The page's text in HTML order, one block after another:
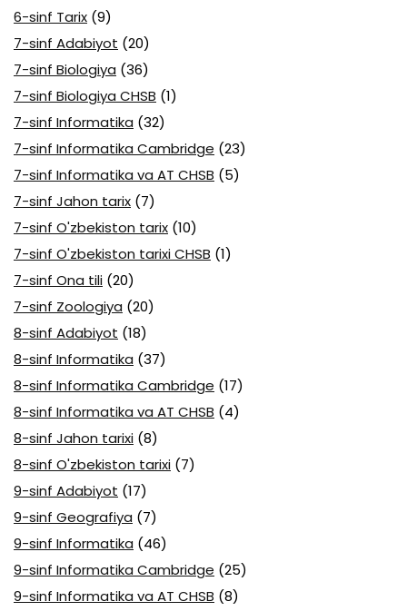
6-sinf Tarix (9)
7-sinf Adabiyot (20)
7-sinf Biologiya (36)
7-sinf Biologiya CHSB (1)
7-sinf Informatika (32)
7-sinf Informatika Cambridge (23)
7-sinf Informatika va AT CHSB (5)
7-sinf Jahon tarix (7)
7-sinf O'zbekiston tarix (10)
7-sinf O'zbekiston tarixi CHSB (1)
7-sinf Ona tili (20)
7-sinf Zoologiya (20)
8-sinf Adabiyot (18)
8-sinf Informatika (37)
8-sinf Informatika Cambridge (17)
8-sinf Informatika va AT CHSB (4)
8-sinf Jahon tarixi (8)
8-sinf O'zbekiston tarixi (7)
9-sinf Adabiyot (17)
9-sinf Geografiya (7)
9-sinf Informatika (46)
9-sinf Informatika Cambridge (25)
9-sinf Informatika va AT CHSB (8)